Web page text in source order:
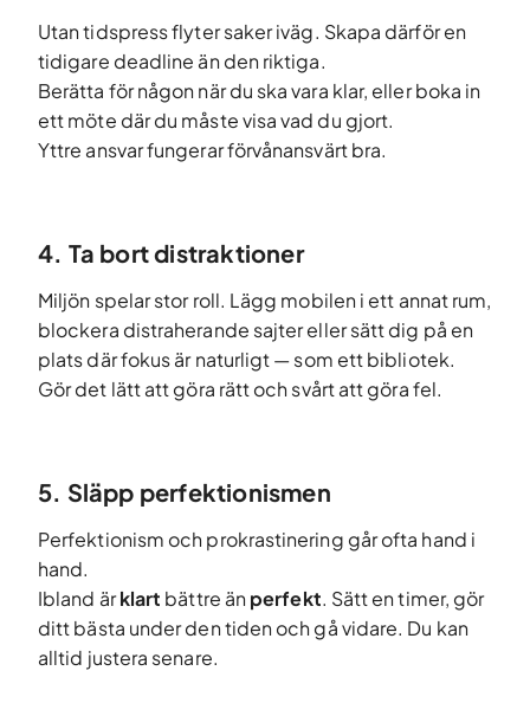
Utan tidspress flyter saker iväg. Skapa därför en
tidigare deadline än den riktiga.
Berätta för någon när du ska vara klar, eller boka in
ett möte där du måste visa vad du gjort.
Yttre ansvar fungerar förvånansvärt bra.
4. Ta bort distraktioner
Miljön spelar stor roll. Lägg mobilen i ett annat rum,
blockera distraherande sajter eller sätt dig på en
plats där fokus är naturligt — som ett bibliotek.
Gör det lätt att göra rätt och svårt att göra fel.
5. Släpp perfektionismen
Perfektionism och prokrastinering går ofta hand i
hand.
Ibland ärklart bättre änperfekt. Sätt en timer, gör
ditt bästa under den tiden och gå vidare. Du kan
alltid justera senare.